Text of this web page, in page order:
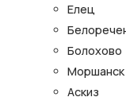
Елец
Болохово
Моршанск
Аскиз